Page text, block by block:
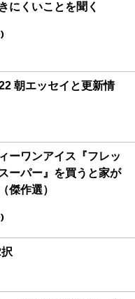
にくいことを聞く
朝エッセイと更新情
ーワンアイス『フレッ
ーパー』を買うと家が
傑作選）